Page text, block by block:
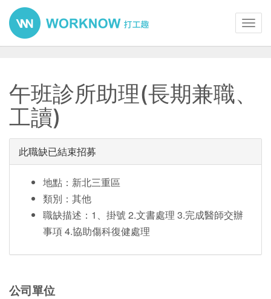
午班診所助理(長期兼職、
工讀)
此職缺已結束招募
地點：新北三重區
類別：其他
職缺描述：1、掛號 2.文書處理 3.完成醫師交辦
事項 4.協助傷科復健處理
公司單位